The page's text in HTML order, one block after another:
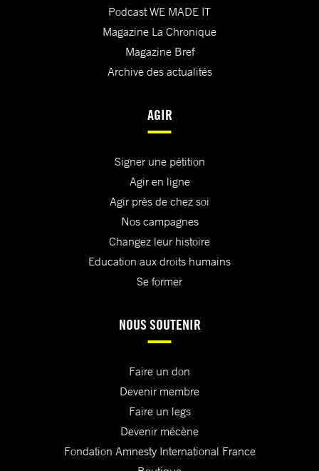
Podcast WE MADE IT
Magazine La Chronique
Magazine Bref
Archive des actualités
AGIR
Signer une pétition
Agir en ligne
Agir près de chez soi
Nos campagnes
Changez leur histoire
Education aux droits humains
Se former
NOUS SOUTENIR
Faire un don
Devenir membre
Faire un legs
Devenir mécène
Fondation Amnesty International France